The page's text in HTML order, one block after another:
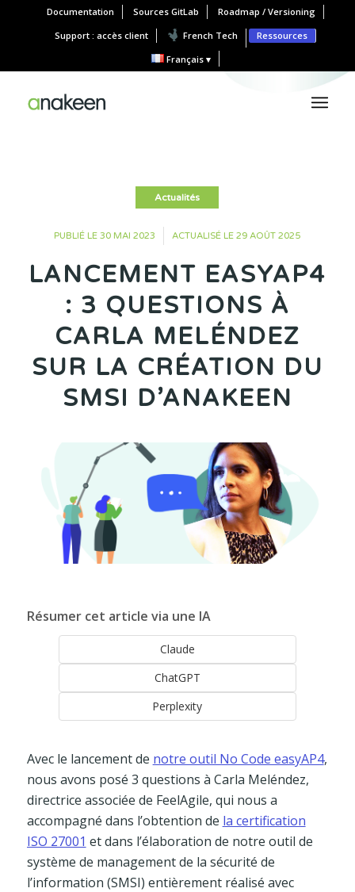
Documentation Sources GitLab
Roadmap / Versioning
Support : accès client
French Tech
Ressources
Français
Actualités
PUBLIÉ LE 30 MAI 2023
• ACTUALISÉ LE 29 AOÛT 2025
LANCEMENT EASYAP4
: 3 QUESTIONS À
CARLA MELÉNDEZ
SUR LA CRÉATION DU
SMSI D’ANAKEEN
Résumer cet article via une IA
Claude
ChatGPT
Perplexity
Avec le lancement de notre outil No Code easyAP4,
nous avons posé 3 questions à Carla Meléndez,
directrice associée de FeelAgile, qui nous a
accompagné dans l’obtention de la certification
ISO 27001 et dans l’élaboration de notre outil de
système de management de la sécurité de
l’information (SMSI) entièrement réalisé avec